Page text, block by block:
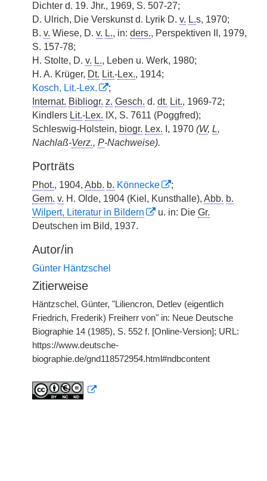
Dichter d. 19. Jhr., 1969, S. 507-27;
D. Ulrich, Die Verskunst d. Lyrik D. v. L.s, 1970;
B. v. Wiese, D. v. L., in: ders., Perspektiven II, 1979,
S. 157-78;
H. Stolte, D. v. L., Leben u. Werk, 1980;
H. A. Krüger, Dt. Lit.-Lex., 1914;
Kosch, Lit.-Lex.
;
Internat. Bibliogr. z. Gesch. d. dt. Lit., 1969-72;
Kindlers Lit.-Lex. IX, S. 7611 (Poggfred);
Schleswig-Holstein, biogr. Lex. I, 1970 (W, L,
Nachlaß-Verz., P-Nachweise).
Porträts
Phot., 1904, Abb. b. Könnecke
;
Gem. v. H. Olde, 1904 (Kiel, Kunsthalle), Abb. b.
Wilpert, Literatur in Bildern
u. in: Die Gr.
Deutschen im Bild, 1937.
Autor/in
Günter Häntzschel
Zitierweise
Häntzschel, Günter, "Liliencron, Detlev (eigentlich
Friedrich, Frederik) Freiherr von" in: Neue Deutsche
Biographie 14 (1985), S. 552 f. [Online-Version]; URL:
https://www.deutsche-
biographie.de/gnd118572954.html#ndbcontent